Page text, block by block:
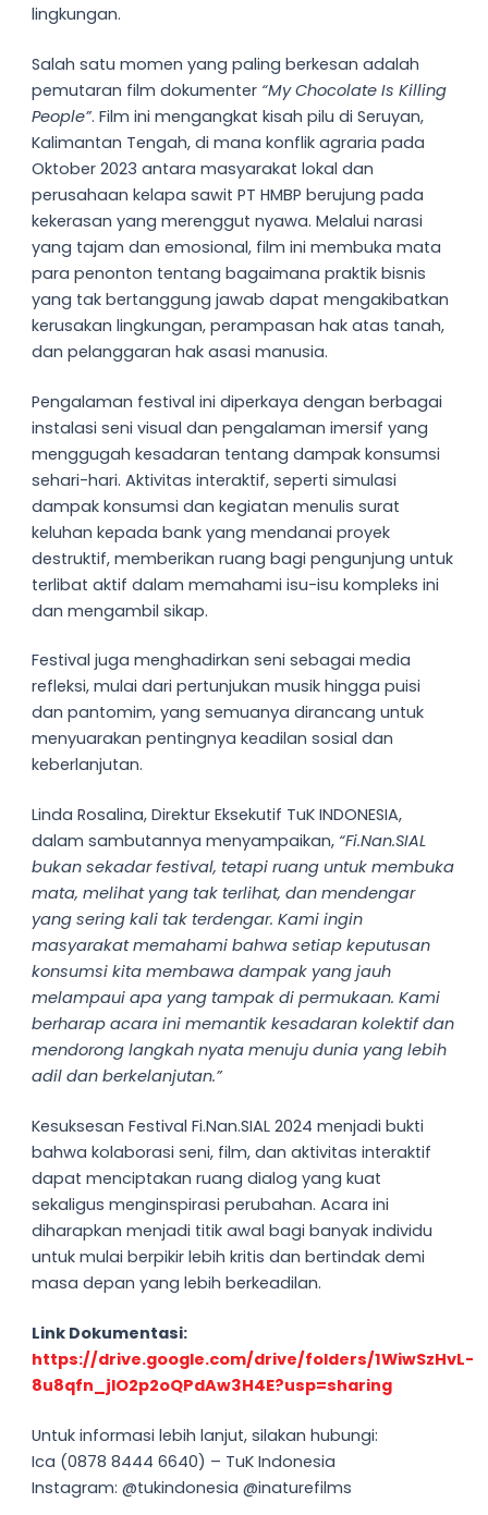
lingkungan.
Salah satu momen yang paling berkesan adalah
pemutaran film dokumenter “My Chocolate Is Killing
People”. Film ini mengangkat kisah pilu di Seruyan,
Kalimantan Tengah, di mana konflik agraria pada
Oktober 2023 antara masyarakat lokal dan
perusahaan kelapa sawit PT HMBP berujung pada
kekerasan yang merenggut nyawa. Melalui narasi
yang tajam dan emosional, film ini membuka mata
para penonton tentang bagaimana praktik bisnis
yang tak bertanggung jawab dapat mengakibatkan
kerusakan lingkungan, perampasan hak atas tanah,
dan pelanggaran hak asasi manusia.
Pengalaman festival ini diperkaya dengan berbagai
instalasi seni visual dan pengalaman imersif yang
menggugah kesadaran tentang dampak konsumsi
sehari-hari. Aktivitas interaktif, seperti simulasi
dampak konsumsi dan kegiatan menulis surat
keluhan kepada bank yang mendanai proyek
destruktif, memberikan ruang bagi pengunjung untuk
terlibat aktif dalam memahami isu-isu kompleks ini
dan mengambil sikap.
Festival juga menghadirkan seni sebagai media
refleksi, mulai dari pertunjukan musik hingga puisi
dan pantomim, yang semuanya dirancang untuk
menyuarakan pentingnya keadilan sosial dan
keberlanjutan.
Linda Rosalina, Direktur Eksekutif TuK INDONESIA,
dalam sambutannya menyampaikan, “Fi.Nan.SIAL
bukan sekadar festival, tetapi ruang untuk membuka
mata, melihat yang tak terlihat, dan mendengar
yang sering kali tak terdengar. Kami ingin
masyarakat memahami bahwa setiap keputusan
konsumsi kita membawa dampak yang jauh
melampaui apa yang tampak di permukaan. Kami
berharap acara ini memantik kesadaran kolektif dan
mendorong langkah nyata menuju dunia yang lebih
adil dan berkelanjutan.”
Kesuksesan Festival Fi.Nan.SIAL 2024 menjadi bukti
bahwa kolaborasi seni, film, dan aktivitas interaktif
dapat menciptakan ruang dialog yang kuat
sekaligus menginspirasi perubahan. Acara ini
diharapkan menjadi titik awal bagi banyak individu
untuk mulai berpikir lebih kritis dan bertindak demi
masa depan yang lebih berkeadilan.
Link Dokumentasi:
https://drive.google.com/drive/folders/1WiwSzHvL-
8u8qfn_jlO2p2oQPdAw3H4E?usp=sharing
Untuk informasi lebih lanjut, silakan hubungi:
Ica (0878 8444 6640) – TuK Indonesia
Instagram: @tukindonesia @inaturefilms